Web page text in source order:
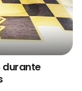
durante